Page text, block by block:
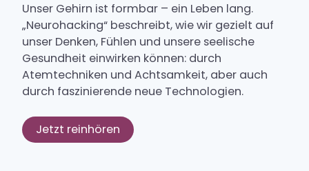
Aufenthalt
Krankheitsbilder
Aufnahmeweg
Kontakt & Anfahrt
Unser Gehirn ist formbar – ein Leben lang.
„Neurohacking“ beschreibt, wie wir gezielt auf
unser Denken, Fühlen und unsere seelische
Gesundheit einwirken können: durch
Atemtechniken und Achtsamkeit, aber auch
durch faszinierende neue Technologien.
Jetzt reinhören